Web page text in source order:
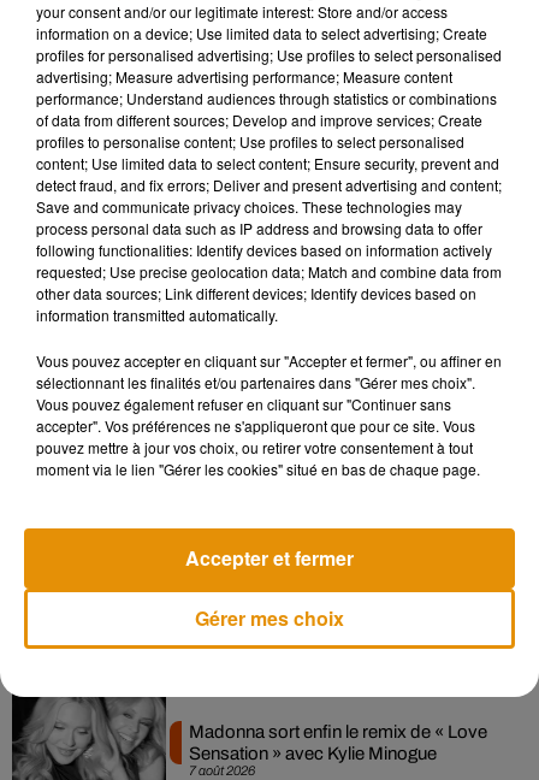
milieu d’une prise puis revenaient.Il fallait être très patient
parce qu’il fallait être bon à chaque prise pour les fois où les
chiens sont bons eux aussi.C’était très drôle et super
mignon de jouer avec ces chiens au quotidien ! ». Le film
Belle et Le Clochard devraitêtre disponible courant 2020.
Musique
7 août 2026
Madonna sort enfin le remix de « Love
Sensation » avec Kylie Minogue
your consent and/or our legitimate interest: Store and/or access
information on a device; Use limited data to select advertising; Create
profiles for personalised advertising; Use profiles to select personalised
advertising; Measure advertising performance; Measure content
performance; Understand audiences through statistics or combinations
of data from different sources; Develop and improve services; Create
profiles to personalise content; Use profiles to select personalised
content; Use limited data to select content; Ensure security, prevent and
detect fraud, and fix errors; Deliver and present advertising and content;
Save and communicate privacy choices. These technologies may
process personal data such as IP address and browsing data to offer
following functionalities: Identify devices based on information actively
requested; Use precise geolocation data; Match and combine data from
other data sources; Link different devices; Identify devices based on
information transmitted automatically.
Vous pouvez accepter en cliquant sur "Accepter et fermer", ou affiner en
sélectionnant les finalités et/ou partenaires dans "Gérer mes choix".
Vous pouvez également refuser en cliquant sur "Continuer sans
accepter". Vos préférences ne s'appliqueront que pour ce site. Vous
pouvez mettre à jour vos choix, ou retirer votre consentement à tout
moment via le lien "Gérer les cookies" situé en bas de chaque page.
Gérer mes choix
Accepter et fermer